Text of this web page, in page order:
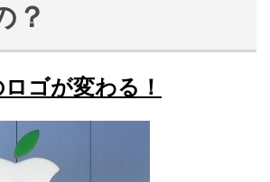
？
ゴが変わる！